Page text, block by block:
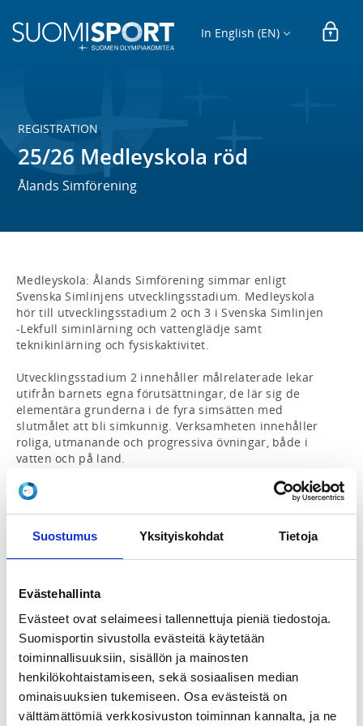
Suostumus Yksityiskohdat Tietoja
Evästehallinta
Evästeet ovat selaimeesi tallennettuja pieniä tiedostoja.
Suomisportin sivustolla evästeitä käytetään
toiminnallisuuksiin, sisällön ja mainosten
henkilökohtaistamiseen, sekä sosiaalisen median
ominaisuuksien tukemiseen. Osa evästeistä on
välttämättömiä verkkosivuston toiminnan kannalta, ja ne
In English (EN)
REGISTRATION
25/26 Medleyskola röd
Ålands Simförening
Medleyskola: Ålands Simförening simmar enligt
Svenska Simlinjens utvecklingsstadium. Medleyskola
hör till utvecklingsstadium 2 och 3 i Svenska Simlinjen
-Lekfull siminlärning och vattenglädje samt
teknikinlärning och fysiskaktivitet.
Utvecklingsstadium 2 innehåller målrelaterade lekar
utifrån barnets egna förutsättningar, de lär sig de
elementära grunderna i de fyra simsätten med
slutmålet att bli simkunnig. Verksamheten innehåller
roliga, utmanande och progressiva övningar, både i
vatten och på land.
genom målrelaterade lekar och övningar
vidareutvecklar grunderna i de fyra simsätten utifrån
kunna tävla alternativt ta simmärken och simma för
välmående.
I detta utvecklingsstadium inleds guldåldern för att
så många barn som möjligt nu inte bara lär sig olika
simfärdigheter, utan också att de får så stor variation
av aktiviteter som möjligt.
Förkunskaper: teknikskola eller motsvarande
kunskaper.